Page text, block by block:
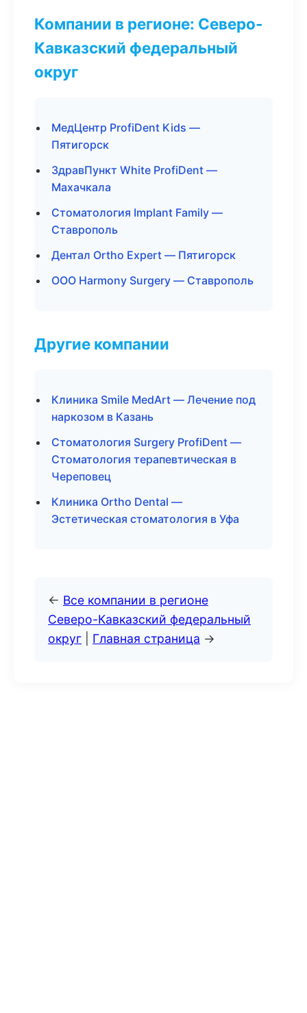
Компании в регионе: Северо-
Кавказский федеральный
округ
МедЦентр ProfiDent Kids —
Пятигорск
ЗдравПункт White ProfiDent —
Махачкала
Стоматология Implant Family —
Ставрополь
Дентал Ortho Expert — Пятигорск
ООО Harmony Surgery — Ставрополь
Другие компании
Клиника Smile MedArt — Лечение под
наркозом в Казань
Стоматология Surgery ProfiDent —
Стоматология терапевтическая в
Череповец
Клиника Ortho Dental —
Эстетическая стоматология в Уфа
← Все компании в регионе
Северо-Кавказский федеральный
округ
Главная страница →